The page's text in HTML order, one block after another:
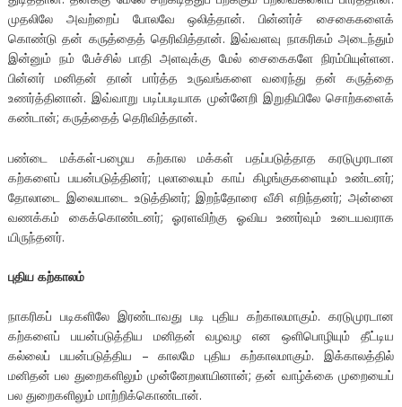
முதலிலே அவற்றைப் போலவே ஒலித்தான். பின்னர்ச் சைகைகளைக்
கொண்டு தன் கருத்தைத் தெரிவித்தான். இவ்வளவு நாகரிகம் அடைந்தும்
இன்னும் நம் பேச்சில் பாதி அளவுக்கு மேல் சைகைகளே நிரம்பியுள்ளன.
பின்னர் மனிதன் தான் பார்த்த உருவங்களை வரைந்து தன் கருத்தை
உணர்த்தினான். இவ்வாறு படிப்படியாக முன்னேறி இறுதியிலே சொற்களைக்
கண்டான்; கருத்தைத் தெரிவித்தான்.
பண்டை மக்கள்-பழைய கற்கால மக்கள் பதப்படுத்தாத கரடுமுரடான
கற்களைப் பயன்படுத்தினர்; புலாலையும் காய் கிழங்குகளையும் உண்டனர்;
தோலாடை இலையாடை உடுத்தினர்; இறந்தோரை வீசி எறிந்தனர்; அன்னை
வணக்கம் கைக்கொண்டனர்; ஓரளவிற்கு ஓவிய உணர்வும் உடையவராக
யிருந்தனர்.
புதிய கற்காலம்
நாகரிகப் படிகளிலே இரண்டாவது படி புதிய கற்காலமாகும். கரடுமுரடான
கற்களைப் பயன்படுத்திய மனிதன் வழவழ என ஒளிபொழியும் தீட்டிய
கல்லைப் பயன்படுத்திய – காலமே புதிய கற்காலமாகும். இக்காலத்தில்
மனிதன் பல துறைகளிலும் முன்னேறலாயினான்; தன் வாழ்க்கை முறையைப்
பல துறைகளிலும் மாற்றிக்கொண்டான்.